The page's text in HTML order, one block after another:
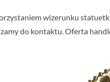
wizerunku
do kontaktu. Oferta